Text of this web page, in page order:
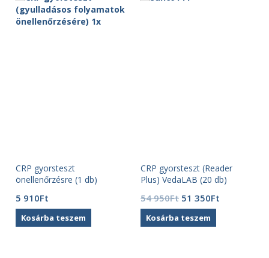
CRP gyorsteszt
önellenőrzésre (1 db)
5 910Ft
Kosárba teszem
CRP gyorsteszt (Reader
Plus) VedaLAB (20 db)
54 950Ft Original
price
was:
51 350Ft
Kosárba teszem